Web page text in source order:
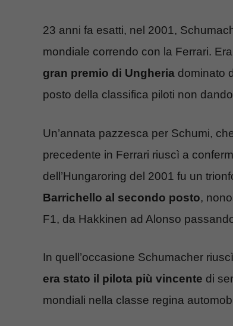
23 anni fa esatti, nel 2001,
mondiale correndo con la Ferrari.
gran premio di Ungheria dominato
posto della classifica piloti non
Un’annata pazzesca per Schumi,
precedente in Ferrari riuscì a
dell’Hungaroring del 2001 fu un
Barrichello al secondo posto,
F1, da Hakkinen ad Alonso
In quell’occasione Schumacher
era stato il pilota più vincente di
mondiali nella classe regina